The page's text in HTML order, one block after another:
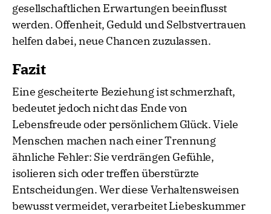
gesellschaftlichen Erwartungen beeinflusst
werden. Offenheit, Geduld und Selbstvertrauen
helfen dabei, neue Chancen zuzulassen.
Fazit
Eine gescheiterte Beziehung ist schmerzhaft,
bedeutet jedoch nicht das Ende von
Lebensfreude oder persönlichem Glück. Viele
Menschen machen nach einer Trennung
ähnliche Fehler: Sie verdrängen Gefühle,
isolieren sich oder treffen überstürzte
Entscheidungen. Wer diese Verhaltensweisen
bewusst vermeidet, verarbeitet Liebeskummer